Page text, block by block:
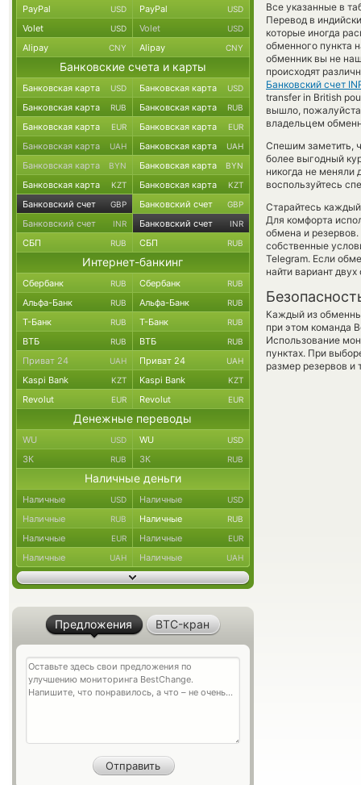
Все указанные в
Перевод в
которые иногда
обменного пункта
обменник вы не
происходят
Банковский счет
transfer in British
вышло,
владельцем
Спешим заметить,
более выгодный
никогда не меняли
воспользуйтесь
Старайтесь
Для комфорта
обмена и
собственные
Telegram. Если
найти вариант
Каждый из
при этом команда
Использование
пунктах. При
размер резервов и
PayPal USD PayPal USD
Volet USD Volet USD
Alipay CNY Alipay CNY
Банковские счета и карты
Банковская карта USD Банковская карта USD
Банковская карта RUB Банковская карта RUB
Банковская карта EUR Банковская карта EUR
Банковская карта UAH Банковская карта UAH
Банковская карта BYN Банковская карта BYN
Банковская карта KZT Банковская карта KZT
Банковский счет GBP Банковский счет GBP
Банковский счет INR Банковский счет INR
СБП RUB СБП RUB
Интернет-банкинг
Сбербанк RUB Сбербанк RUB
Альфа-Банк RUB Альфа-Банк RUB
Т-Банк RUB Т-Банк RUB
ВТБ RUB ВТБ RUB
Приват 24 UAH Приват 24 UAH
Kaspi Bank KZT Kaspi Bank KZT
Revolut EUR Revolut EUR
Денежные переводы
WU USD WU USD
ЗК RUB ЗК RUB
Наличные деньги
Наличные USD Наличные USD
Наличные RUB Наличные RUB
Наличные EUR Наличные EUR
Наличные UAH Наличные UAH
Предложения BTC-кран